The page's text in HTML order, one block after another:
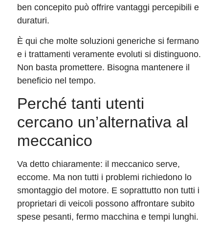
ben concepito può offrire vantaggi percepibili e
duraturi.
È qui che molte soluzioni generiche si fermano
e i trattamenti veramente evoluti si distinguono.
Non basta promettere. Bisogna mantenere il
beneficio nel tempo.
Perché tanti utenti
cercano un’alternativa al
meccanico
Va detto chiaramente: il meccanico serve,
eccome. Ma non tutti i problemi richiedono lo
smontaggio del motore. E soprattutto non tutti i
proprietari di veicoli possono affrontare subito
spese pesanti, fermo macchina e tempi lunghi.